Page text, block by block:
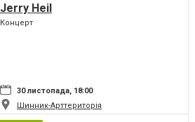
Jerry Heil
Концерт
30 листопада, 18:00
Шинник-Арттериторія